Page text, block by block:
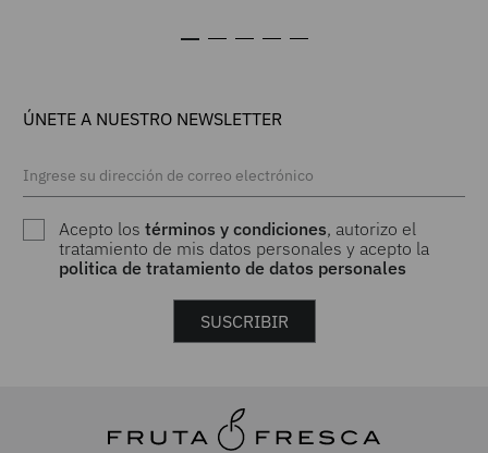
ÚNETE A NUESTRO NEWSLETTER
Acepto lostérminos y condiciones, autorizo el
tratamiento de mis datos personales y acepto la
politica de tratamiento de datos personales
SUSCRIBIR